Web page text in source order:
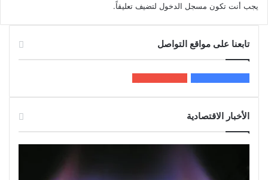
يجب أنت تكون مسجل الدخول لتضيف تعليقاً.
تابعنا على مواقع التواصل
الأخبار الاقتصادية